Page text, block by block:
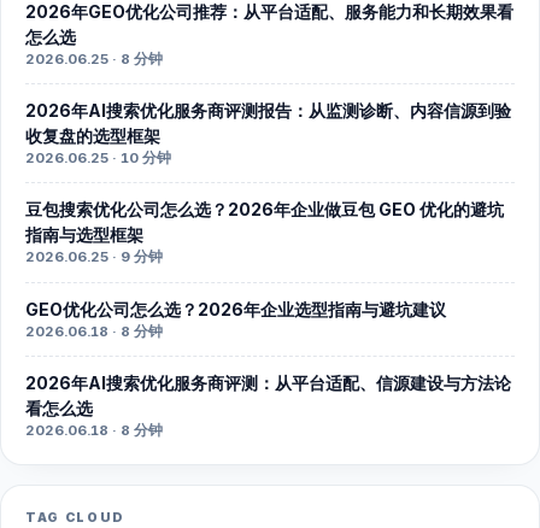
2026年GEO优化公司推荐：从平台适配、服务能力和长期效果看
怎么选
2026.06.25 · 8 分钟
2026年AI搜索优化服务商评测报告：从监测诊断、内容信源到验
收复盘的选型框架
2026.06.25 · 10 分钟
豆包搜索优化公司怎么选？2026年企业做豆包 GEO 优化的避坑
指南与选型框架
2026.06.25 · 9 分钟
GEO优化公司怎么选？2026年企业选型指南与避坑建议
2026.06.18 · 8 分钟
2026年AI搜索优化服务商评测：从平台适配、信源建设与方法论
看怎么选
2026.06.18 · 8 分钟
TAG CLOUD